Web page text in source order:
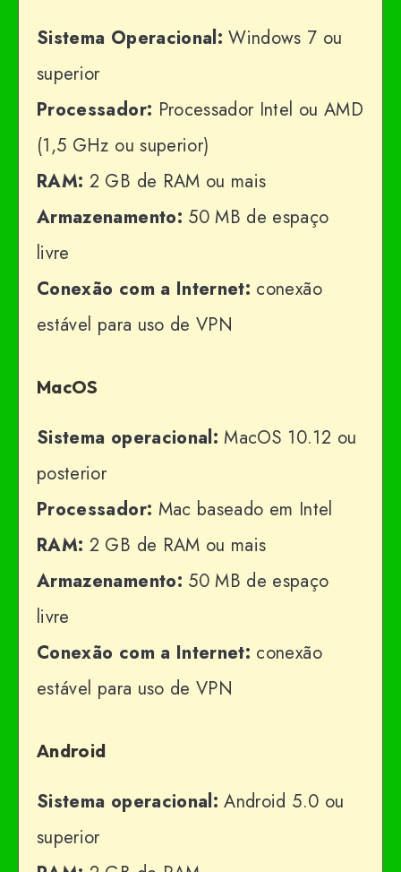
Sistema Operacional: Windows 7 ou
superior
Processador: Processador Intel ou AMD
(1,5 GHz ou superior)
RAM: 2 GB de RAM ou mais
Armazenamento: 50 MB de espaço
livre
Conexão com a Internet: conexão
estável para uso de VPN
MacOS
Sistema operacional: MacOS 10.12 ou
posterior
Processador: Mac baseado em Intel
RAM: 2 GB de RAM ou mais
Armazenamento: 50 MB de espaço
livre
Conexão com a Internet: conexão
estável para uso de VPN
Android
Sistema operacional:Android 5.0 ou
superior